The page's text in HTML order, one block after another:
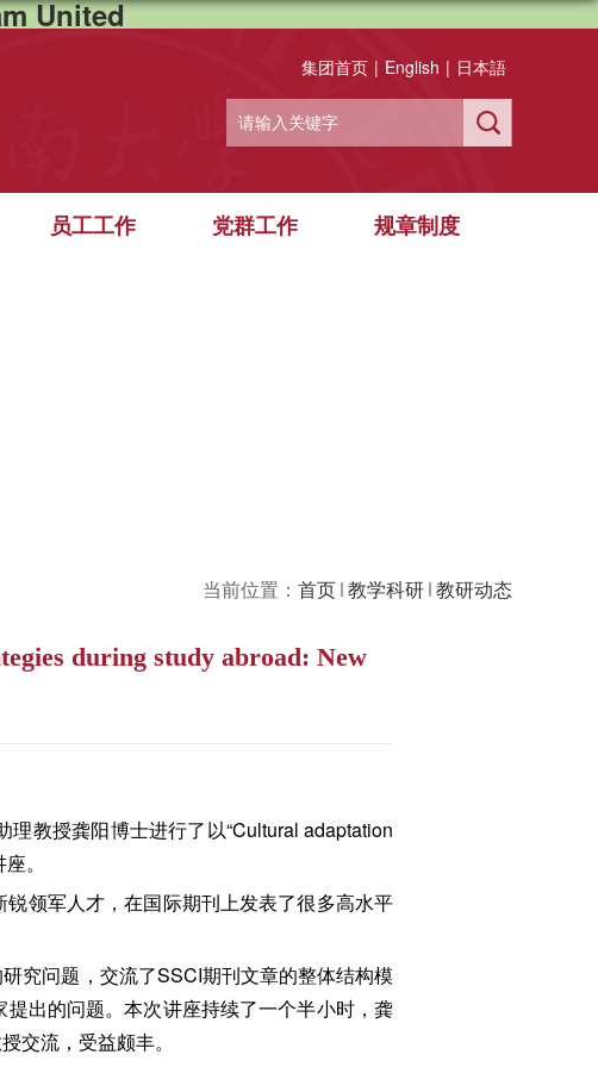
United
集团首页 | English | 日本語
员工工作 党群工作 规章制度
当前位置： 首页 教学科研 教研动态
during study abroad: New
教授龚阳博士进行了以“Cultural adaptation
。
领军人才，在国际期刊上发表了很多高水平
究问题，交流了SSCI期刊文章的整体结构模
出的问题。本次讲座持续了一个半小时，龚
交流，受益颇丰。